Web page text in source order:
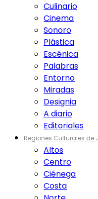
Culinario
Cinema
Sonoro
Plástica
Escénica
Palabras
Entorno
Miradas
Designia
A diario
Editoriales
Regiones Culturales de
Altos
Centro
Ciénega
Costa